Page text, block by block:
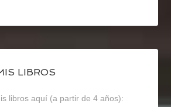
LIBROS
libros aquí (a partir de 4 años):